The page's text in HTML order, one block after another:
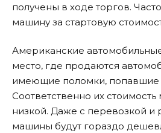
получены в ходе торгов.
машину за стартовую
Американские
место, где продаются
имеющие поломки, попавшие
Соответственно их
низкой. Даже с перевозкой и
машины будут гораздо